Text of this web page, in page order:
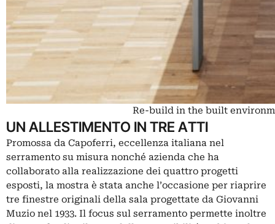
Re-build in the built
UN ALLESTIMENTO IN TRE ATTI
Promossa da Capoferri, eccellenza italiana nel
serramento su misura nonché azienda che ha
collaborato alla realizzazione dei quattro progetti
esposti, la mostra è stata anche l’occasione per riaprire
tre finestre originali della sala progettate da Giovanni
Muzio nel 1933. Il focus sul serramento permette inoltre